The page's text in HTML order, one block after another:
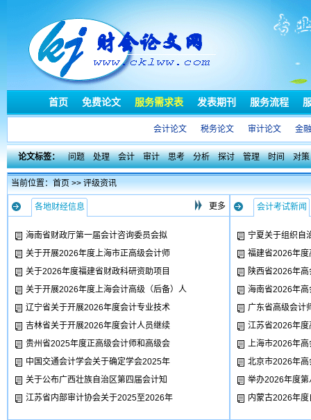
首页 免费论文 服务需求表 发表期刊 服务流程
会计论文 税务论文 审计论文 金
论文标签： 问题 处理 会计 审计 思考 分析 探讨 管理 时间 对策
当前位置：首页>>评级资讯
各地财经信息 更多
海南省财政厅第一届会计咨询委员会拟
关于开展2026年度上海市正高级会计师
关于2026年度福建省财政科研资助项目
关于开展2026年度上海会计高级（后备）人
辽宁省关于开展2026年度会计专业技术
吉林省关于开展2026年度会计人员继续
贵州省2025年度正高级会计师和高级会
中国交通会计学会关于确定学会2025年
关于公布广西壮族自治区第四届会计知
江苏省内部审计协会关于2025至2026年
会计考试新闻
宁夏关于组织自
福建省2026年
陕西省2026年
海南省2026年
广东省高级会计
江苏省2026年
上海市2026年
北京市2026年
举办2026年度
内蒙古2026年